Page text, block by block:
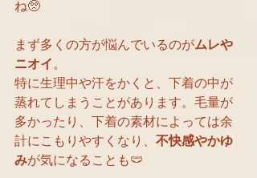
ね🥺
まず多くの方が悩んでいるのがムレや
ニオイ 。
特に生理中や汗をかくと、下着の中が
蒸れてしまうことがあります。毛量が
多かったり、下着の素材によっては余
計にこもりやすくなり、 不快感やかゆ
みが気になることも🩲